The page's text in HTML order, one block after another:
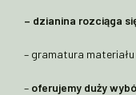
– dzianina rozciąga
– gramatura
– oferujemy duży